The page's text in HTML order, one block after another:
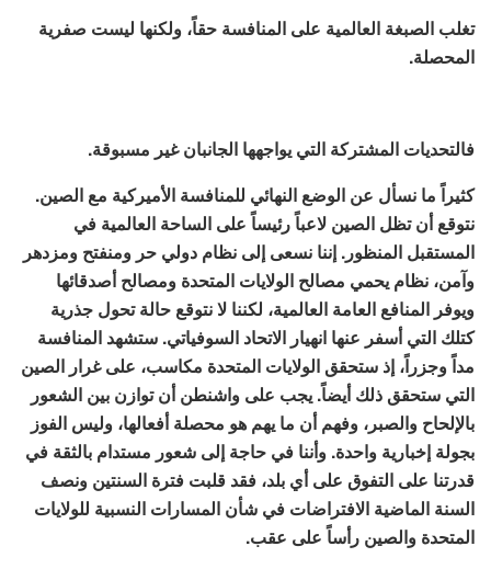
تغلب الصبغة العالمية على المنافسة حقاً، ولكنها ليست صفرية
المحصلة.
فالتحديات المشتركة التي يواجهها الجانبان غير مسبوقة.
كثيراً ما نسأل عن الوضع النهائي للمنافسة الأميركية مع الصين.
نتوقع أن تظل الصين لاعباً رئيساً على الساحة العالمية في
المستقبل المنظور. إننا نسعى إلى نظام دولي حر ومنفتح ومزدهر
وآمن، نظام يحمي مصالح الولايات المتحدة ومصالح أصدقائها
ويوفر المنافع العامة العالمية، لكننا لا نتوقع حالة تحول جذرية
كتلك التي أسفر عنها انهيار الاتحاد السوفياتي. ستشهد المنافسة
مداً وجزراً، إذ ستحقق الولايات المتحدة مكاسب، على غرار الصين
التي ستحقق ذلك أيضاً. يجب على واشنطن أن توازن بين الشعور
بالإلحاح والصبر، وفهم أن ما يهم هو محصلة أفعالها، وليس الفوز
بجولة إخبارية واحدة. وأننا في حاجة إلى شعور مستدام بالثقة في
قدرتنا على التفوق على أي بلد، فقد قلبت فترة السنتين ونصف
السنة الماضية الافتراضات في شأن المسارات النسبية للولايات
المتحدة والصين رأساً على عقب.